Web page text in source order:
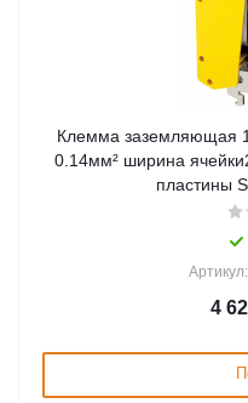
Клемма заземляющая
0.14мм² ширина
пластины
4